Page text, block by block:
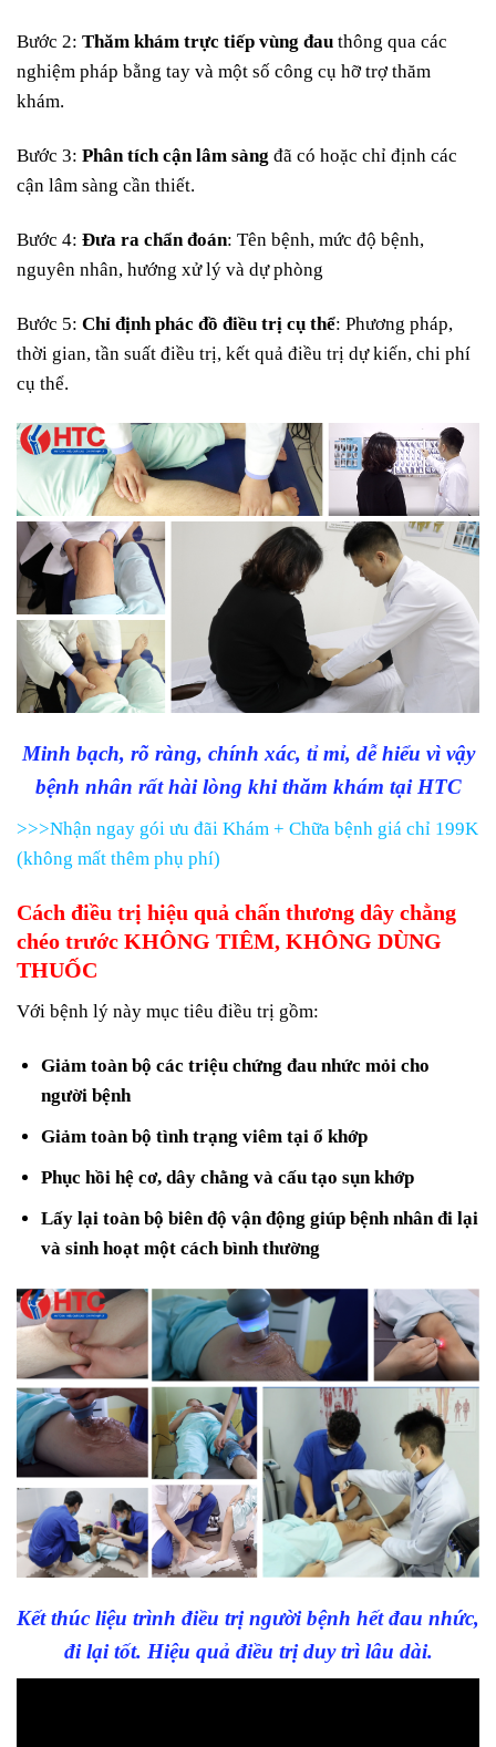
Bước 2: Thăm khám trực tiếp vùng đau thông qua các
nghiệm pháp bằng tay và một số công cụ hỡ trợ thăm
khám.
Bước 3: Phân tích cận lâm sàng đã có hoặc chỉ định các
cận lâm sàng cần thiết.
Bước 4: Đưa ra chẩn đoán: Tên bệnh, mức độ bệnh,
nguyên nhân, hướng xử lý và dự phòng
Bước 5: Chỉ định phác đồ điều trị cụ thể: Phương pháp,
thời gian, tần suất điều trị, kết quả điều trị dự kiến, chi phí
cụ thể.
Minh bạch, rõ ràng, chính xác, tỉ mỉ, dễ hiểu vì vậy
bệnh nhân rất hài lòng khi thăm khám tại HTC
>>>Nhận ngay gói ưu đãi Khám + Chữa bệnh giá chỉ 199K
(không mất thêm phụ phí)
Cách điều trị hiệu quả chấn thương dây chằng
chéo trước KHÔNG TIÊM, KHÔNG DÙNG
THUỐC
Với bệnh lý này mục tiêu điều trị gồm:
Giảm toàn bộ các triệu chứng đau nhức mỏi cho
người bệnh
Giảm toàn bộ tình trạng viêm tại ổ khớp
Phục hồi hệ cơ, dây chằng và cấu tạo sụn khớp
Lấy lại toàn bộ biên độ vận động giúp bệnh nhân đi lại
và sinh hoạt một cách bình thường
Kết thúc liệu trình điều trị người bệnh hết đau nhức,
đi lại tốt. Hiệu quả điều trị duy trì lâu dài.